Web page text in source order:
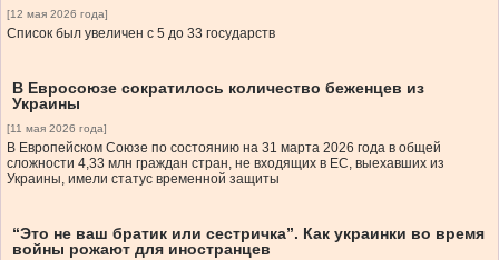
[12 мая 2026 года]
Список был увеличен с 5 до 33 государств
В Евросоюзе сократилось количество беженцев из
Украины
[11 мая 2026 года]
В Европейском Союзе по состоянию на 31 марта 2026 года в общей
сложности 4,33 млн граждан стран, не входящих в ЕС, выехавших из
Украины, имели статус временной защиты
“Это не ваш братик или сестричка”. Как украинки во время
войны рожают для иностранцев